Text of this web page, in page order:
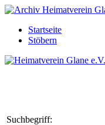
Startseite
Stöbern
Suchbegriff: